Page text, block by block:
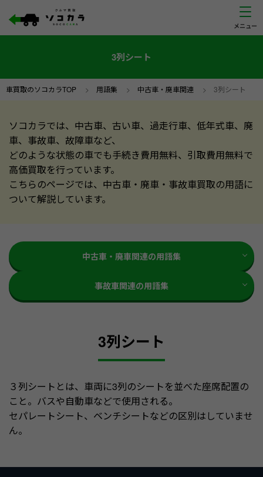
3列シート
車買取のソコカラTOP > 用語集 > 中古車・廃車関連 > 3列シート
ソコカラでは、中古車、古い車、過走行車、低年式車、廃
車、事故車、故障車など、
どのような状態の車でも手続き費用無料、引取費用無料で
高価買取を行っています。
こちらのページでは、中古車・廃車・事故車買取の用語に
ついて解説しています。
中古車・廃車関連の用語集
事故車関連の用語集
3列シート
３列シートとは、車両に3列のシートを並べた座席配置の
こと。バスや自動車などで使用される。
セパレートシート、ベンチシートなどの区別はしていませ
ん。